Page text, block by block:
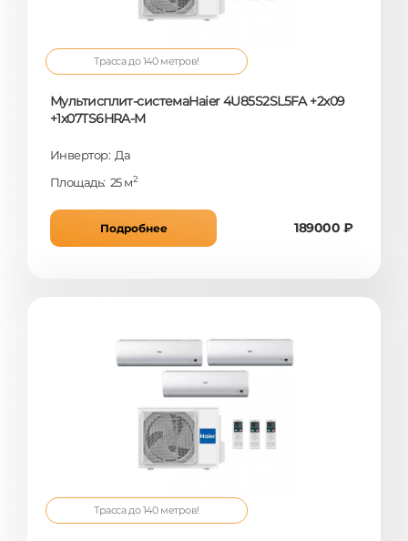
Трасса до 140 метров!
Мультисплит-системаHaier 4U85S2SL5FA +2x09
+1x07TS6HRA-M
Инвертор: Да
Площадь: 25 м2
Подробнее 189000 ₽
Трасса до 140 метров!